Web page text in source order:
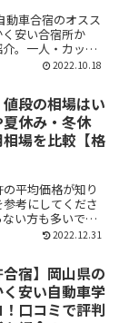
動車合宿のオスス
安い合宿所か
。一人・カップ
ています。ぜひ参
2022.10.18
段の相場はい
休み・冬休
場を比較【格
平均価格が知り
考にしてくださ
い方も多いです
免許の料金を抑え
2022.12.31
合宿】岡山県の
安い自動車学
口コミで評判